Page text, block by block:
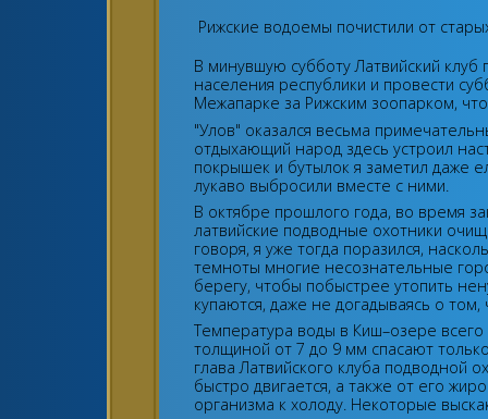
Рижские водоемы почистили от
В минувшую субботу Латвийский
населения республики и провести
Межапарке за Рижским зоопарком,
"Улов" оказался весьма
отдыхающий народ здесь устроил
покрышек и бутылок я заметил даже
лукаво выбросили вместе с ними.
В октябре прошлого года, во время
латвийские подводные охотники
говоря, я уже тогда поразился,
темноты многие несознательные
берегу, чтобы побыстрее утопить
купаются, даже не догадываясь о
Температура воды в Киш–озере
толщиной от 7 до 9 мм спасают
глава Латвийского клуба подводной
быстро двигается, а также от его
организма к холоду. Некоторые